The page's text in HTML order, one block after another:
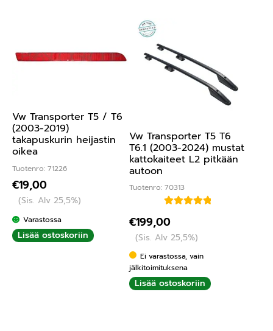
Vw Transporter T5 / T6
(2003-2019)
takapuskurin heijastin
oikea
Tuotenro: 71226
€19,00
(Sis. Alv 25,5%)
Varastossa
Lisää ostoskoriin
Vw Transporter T5 T6
T6.1 (2003-2024) mustat
kattokaiteet L2 pitkään
autoon
Tuotenro: 70313
5.00/ 5
€199,00
(Sis. Alv 25,5%)
Ei varastossa, vain
jälkitoimituksena
Lisää ostoskoriin